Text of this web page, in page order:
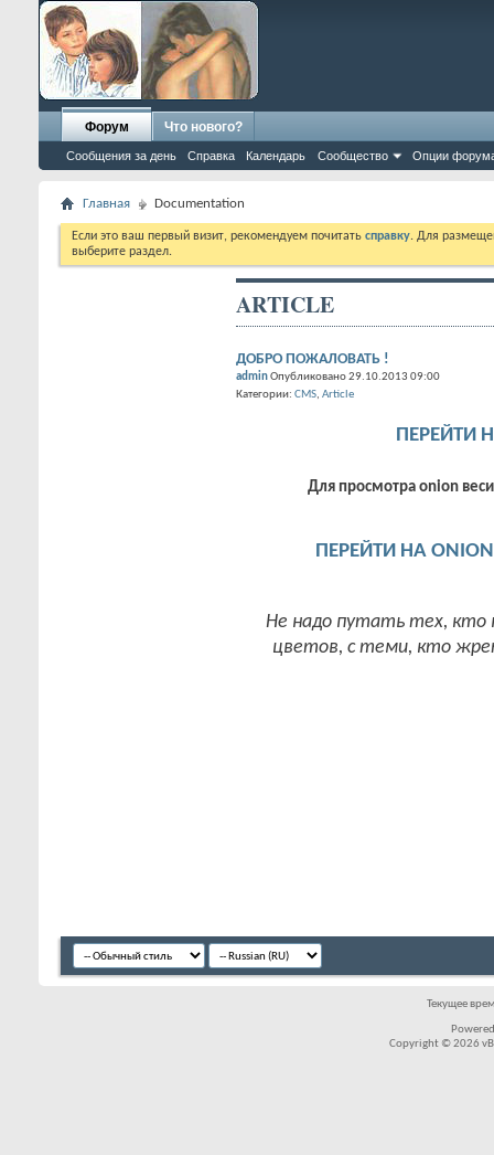
Форум
Сообщения за день Справка Календарь Сообщество Опции
Что нового?
Главная Documentation
Если это ваш первый визит, рекомендуем почитать справку. Для
выберите раздел.
ARTICLE
ДОБРО ПОЖАЛОВАТЬ !
adminОпубликовано 29.10.2013 09:00
Категории:CMS Article
ПЕРЕЙТИ
Для просмотра onion
ПЕРЕЙТИ НА
Не надо путать тех,
цветов, с теми, кто
Текущее
Copyright © 2026